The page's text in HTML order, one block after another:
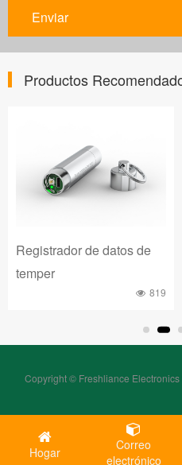
Productos
Registrador de datos de
temper
819
Copyright © Freshliance
Hogar
Correo
electrónico